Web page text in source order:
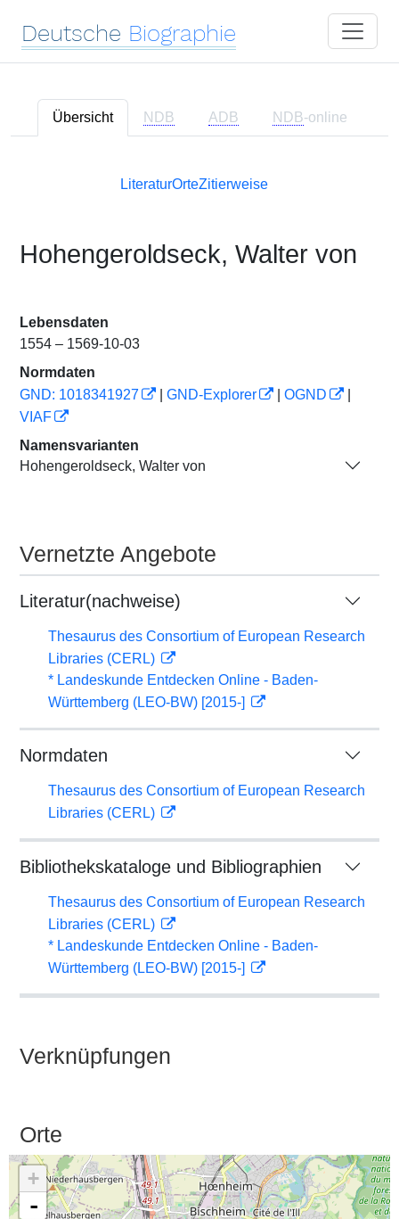
Deutsche Biographie
Übersicht NDB ADB NDB-online
LiteraturOrteZitierweise
Hohengeroldseck, Walter von
Lebensdaten
1554 – 1569-10-03
Normdaten
GND: 1018341927
GND-Explorer OGND
VIAF
Namensvarianten
Hohengeroldseck, Walter von
Vernetzte Angebote
Literatur(nachweise)
Thesaurus des Consortium of European Research
Libraries (CERL)
* Landeskunde Entdecken Online - Baden-
Württemberg (LEO-BW) [2015-]
Normdaten
Thesaurus des Consortium of European Research
Libraries (CERL)
Bibliothekskataloge und Bibliographien
Thesaurus des Consortium of European Research
Libraries (CERL)
* Landeskunde Entdecken Online - Baden-
Württemberg (LEO-BW) [2015-]
Verknüpfungen
Orte
+
-